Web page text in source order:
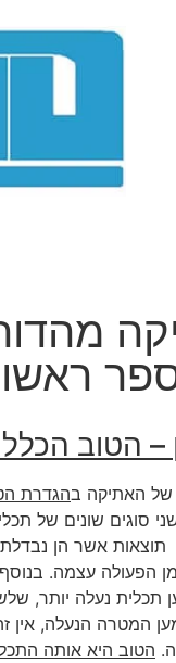
הטוב
האתיקה בהגדרת
סוגים שונים של
אשר הן
הפעולה עצמה.
תכלית נעלה יותר,
המטרה הנעלה,
הטוב היא אותה